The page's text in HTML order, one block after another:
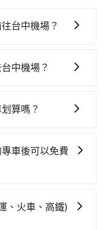
台中機場？
高鐵站！從最早
元、車程約24分
價650元，再用10
，搭上小黃後約花
元。不過台南市
，計程車的密度為
中機場？
都是不小開支。
算嗎？
，如果在路邊攔不
車隊，如港龍大車
法提前預約，或偏
法計程車約4,140
車後可以免費
取任何手續費。
、火車、高鐵)